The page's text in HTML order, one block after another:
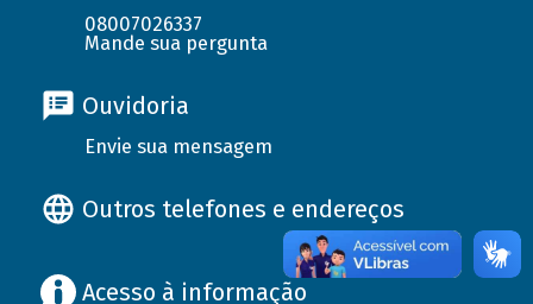
08007026337
Mande sua pergunta
Ouvidoria
Envie sua mensagem
Outros telefones e endereços
Acesso à informação